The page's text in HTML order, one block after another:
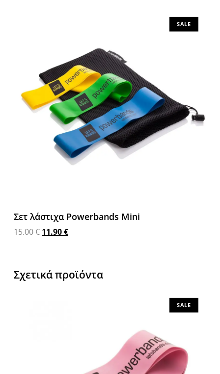
SALE
Σετ λάστιχα Powerbands Mini
15.00€ 11.90€
Σχετικά προϊόντα
SALE